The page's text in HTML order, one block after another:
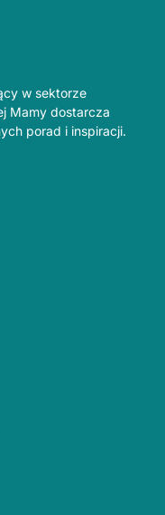
w sektorze
Mamy dostarcza
porad i inspiracji.